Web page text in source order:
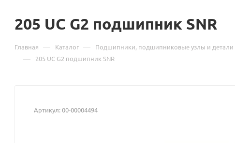
205 UC G2 Материал
о
товаре
G2
подшипник SNR
Главная — Каталог — Подшипники, подшипниковые узлы и детали
— 205 UC G2 подшипник SNR
Артикул:00-00004494